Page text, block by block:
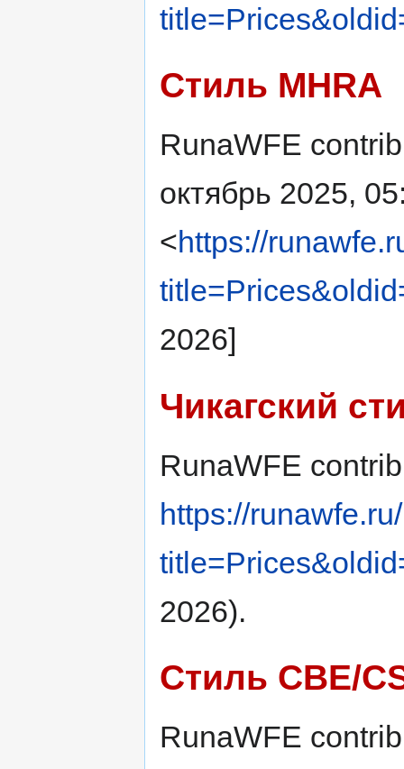
Стиль MHRA
RunaWFE
октябрь 2025,
<https://
2026]
Чикагский
RunaWFE
https://
2026).
Стиль CBE/
RunaWFE